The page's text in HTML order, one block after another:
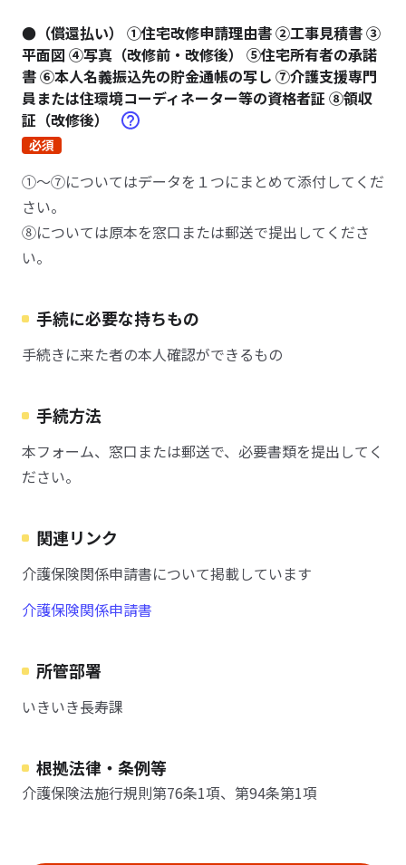
●（償還払い） ①住宅改修申請理由書 ②工事見積書 ③
平面図 ④写真（改修前・改修後） ⑤住宅所有者の承諾
書 ⑥本人名義振込先の貯金通帳の写し ⑦介護支援専門
員または住環境コーディネーター等の資格者証 ⑧領収
証（改修後）
必須
①～⑦についてはデータを１つにまとめて添付してくだ
さい。
⑧については原本を窓口または郵送で提出してくださ
い。
手続に必要な持ちもの
手続きに来た者の本人確認ができるもの
手続方法
本フォーム、窓口または郵送で、必要書類を提出してく
ださい。
関連リンク
介護保険関係申請書について掲載しています
介護保険関係申請書
所管部署
いきいき長寿課
根拠法律・条例等
介護保険法施行規則第76条1項、第94条第1項